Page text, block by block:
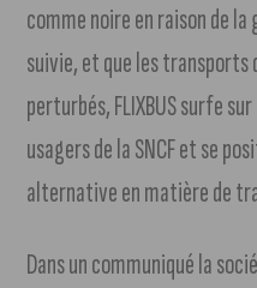
comme noire en raison de
suivie, et que les
perturbés, FLIXBUS surfe
usagers de la SNCF et se
alternative en matière de
Dans un communiqué la